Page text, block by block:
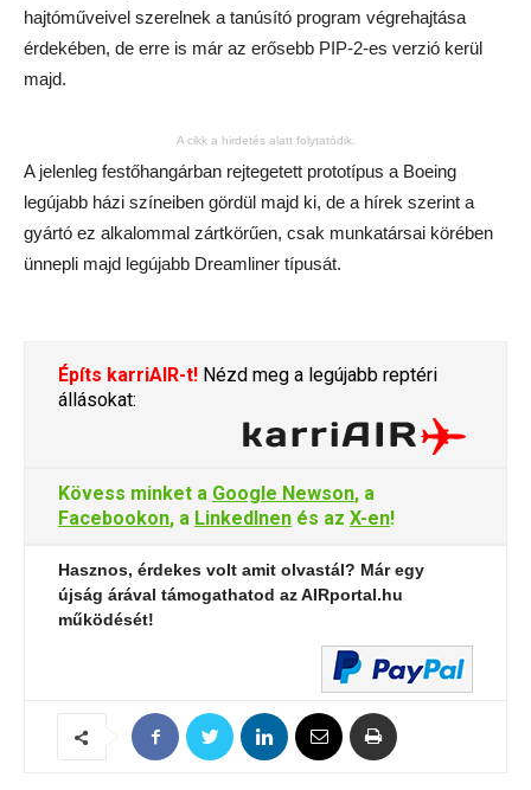
hajtóműveivel szerelnek a tanúsító program végrehajtása
érdekében, de erre is már az erősebb PIP-2-es verzió kerül
majd.
A cikk a hirdetés alatt folytatódik.
A jelenleg festőhangárban rejtegetett prototípus a Boeing
legújabb házi színeiben gördül majd ki, de a hírek szerint a
gyártó ez alkalommal zártkörűen, csak munkatársai körében
ünnepli majd legújabb Dreamliner típusát.
Építs karriAIR-t! Nézd meg a legújabb reptéri
állásokat:
Kövess minket a Google Newson, a
Facebookon, a LinkedInen és az X-en!
Hasznos, érdekes volt amit olvastál? Már egy
újság árával támogathatod az AIRportal.hu
működését!